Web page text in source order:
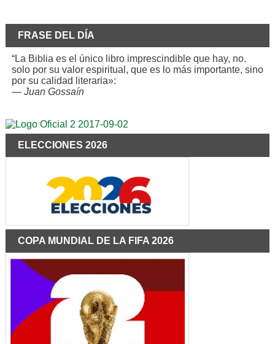
FRASE DEL DÍA
“La Biblia es el único libro imprescindible que hay, no.
solo por su valor espiritual, que es lo más importante, sino
por su calidad literaria»:
— Juan Gossaín
ELECCIONES 2026
COPA MUNDIAL DE LA FIFA 2026